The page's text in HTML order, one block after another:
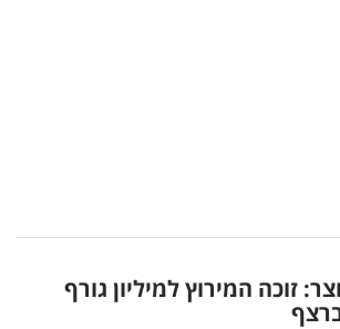
זוכה המירוץ למיליון גורף